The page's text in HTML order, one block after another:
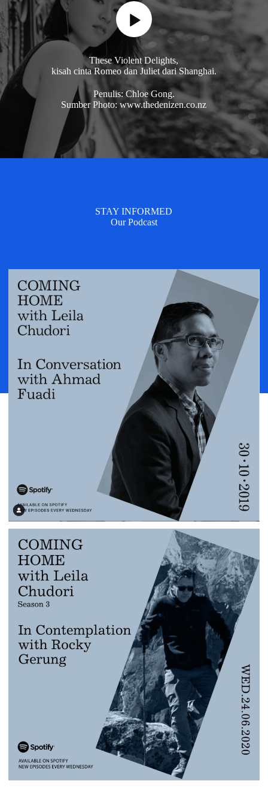
These Violent Delights,
kisah cinta Romeo dan Juliet dari Shanghai.
Penulis: Chloe Gong.
Sumber Photo: www.thedenizen.co.nz
STAY INFORMED
Our Podcast